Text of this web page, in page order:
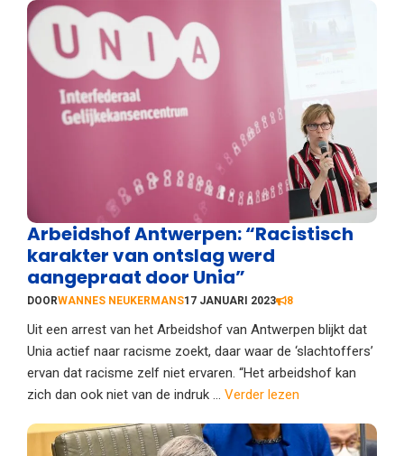
Arbeidshof Antwerpen: “Racistisch
karakter van ontslag werd
aangepraat door Unia”
DOORWANNES NEUKERMANS17 JANUARI 2023 8
Uit een arrest van het Arbeidshof van Antwerpen blijkt dat
Unia actief naar racisme zoekt, daar waar de ‘slachtoffers’
ervan dat racisme zelf niet ervaren. “Het arbeidshof kan
zich dan ook niet van de indruk ... Verder lezen